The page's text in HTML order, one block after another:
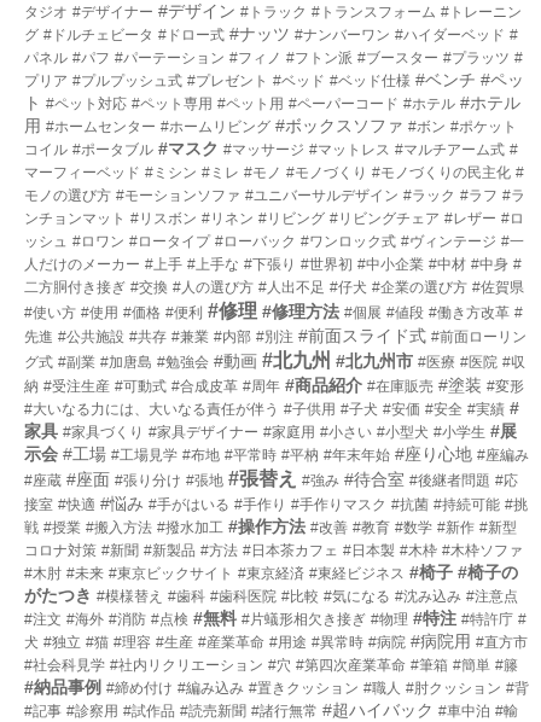
タジオ #デザイナー #デザイン #トラック #トランスフォーム #トレーニン
グ #ドルチェビータ #ドロー式 #ナッツ #ナンバーワン #ハイダーベッド #
パネル #パフ #パーテーション #フィノ #フトン派 #ブースター #プラッツ #
プリア #プルプッシュ式 #プレゼント #ベッド #ベッド仕様 #ベンチ #ペッ
ト #ペット対応 #ペット専用 #ペット用 #ペーパーコード #ホテル #ホテル
用 #ホームセンター #ホームリビング #ボックスソファ #ボン #ポケット
コイル #ポータブル #マスク #マッサージ #マットレス #マルチアーム式 #
マーフィーベッド #ミシン #ミレ #モノ #モノづくり #モノづくりの民主化 #
モノの選び方 #モーションソファ #ユニバーサルデザイン #ラック #ラフ #ラ
ンチョンマット #リスボン #リネン #リビング #リビングチェア #レザー #ロ
ッシュ #ロワン #ロータイプ #ローバック #ワンロック式 #ヴィンテージ #一
人だけのメーカー #上手 #上手な #下張り #世界初 #中小企業 #中材 #中身 #
二方胴付き接ぎ #交換 #人の選び方 #人出不足 #仔犬 #企業の選び方 #佐賀県
#使い方 #使用 #価格 #便利 #修理 #修理方法 #個展 #値段 #働き方改革 #
先進 #公共施設 #共存 #兼業 #内部 #別注 #前面スライド式 #前面ローリン
グ式 #副業 #加唐島 #勉強会 #動画 #北九州 #北九州市 #医療 #医院 #収
納 #受注生産 #可動式 #合成皮革 #周年 #商品紹介 #在庫販売 #塗装 #変形
#大いなる力には、大いなる責任が伴う #子供用 #子犬 #安価 #安全 #実績 #
家具 #家具づくり #家具デザイナー #家庭用 #小さい #小型犬 #小学生 #展
示会 #工場 #工場見学 #布地 #平常時 #平枘 #年末年始 #座り心地 #座編み
#座蔵 #座面 #張り分け #張地 #張替え #強み #待合室 #後継者問題 #応
接室 #快適 #悩み #手がはいる #手作り #手作りマスク #抗菌 #持続可能 #挑
戦 #授業 #搬入方法 #撥水加工 #操作方法 #改善 #教育 #数学 #新作 #新型
コロナ対策 #新聞 #新製品 #方法 #日本茶カフェ #日本製 #木枠 #木枠ソファ
#木肘 #未来 #東京ビックサイト #東京経済 #東経ビジネス #椅子 #椅子の
がたつき #模様替え #歯科 #歯科医院 #比較 #気になる #沈み込み #注意点
#注文 #海外 #消防 #点検 #無料 #片蟻形相欠き接ぎ #物理 #特注 #特許庁 #
犬 #独立 #猫 #理容 #生産 #産業革命 #用途 #異常時 #病院 #病院用 #直方市
#社会科見学 #社内リクリエーション #穴 #第四次産業革命 #筆箱 #簡単 #籐
#納品事例 #締め付け #編み込み #置きクッション #職人 #肘クッション #背
#記事 #診察用 #試作品 #読売新聞 #諸行無常 #超ハイバック #車中泊 #輸